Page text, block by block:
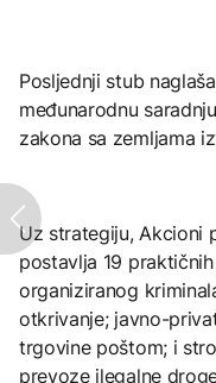
Posljednji stub
međunarodnu
zakona sa zemljama
Uz strategiju, Akcioni
postavlja 19
organiziranog
otkrivanje; javno-
trgovine poštom; i
prevoze ilegalne